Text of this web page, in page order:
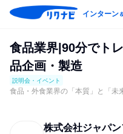
インターン
食品業界|90分でト
品企画・製造
説明会・イベント
食品・外食業界の「本質」と「未
株式会社ジャパ